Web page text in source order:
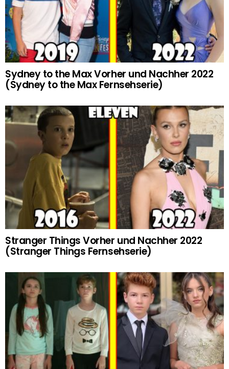
Sydney to the Max Vorher und Nachher 2022
(Sydney to the Max Fernsehserie)
Stranger Things Vorher und Nachher 2022
(Stranger Things Fernsehserie)